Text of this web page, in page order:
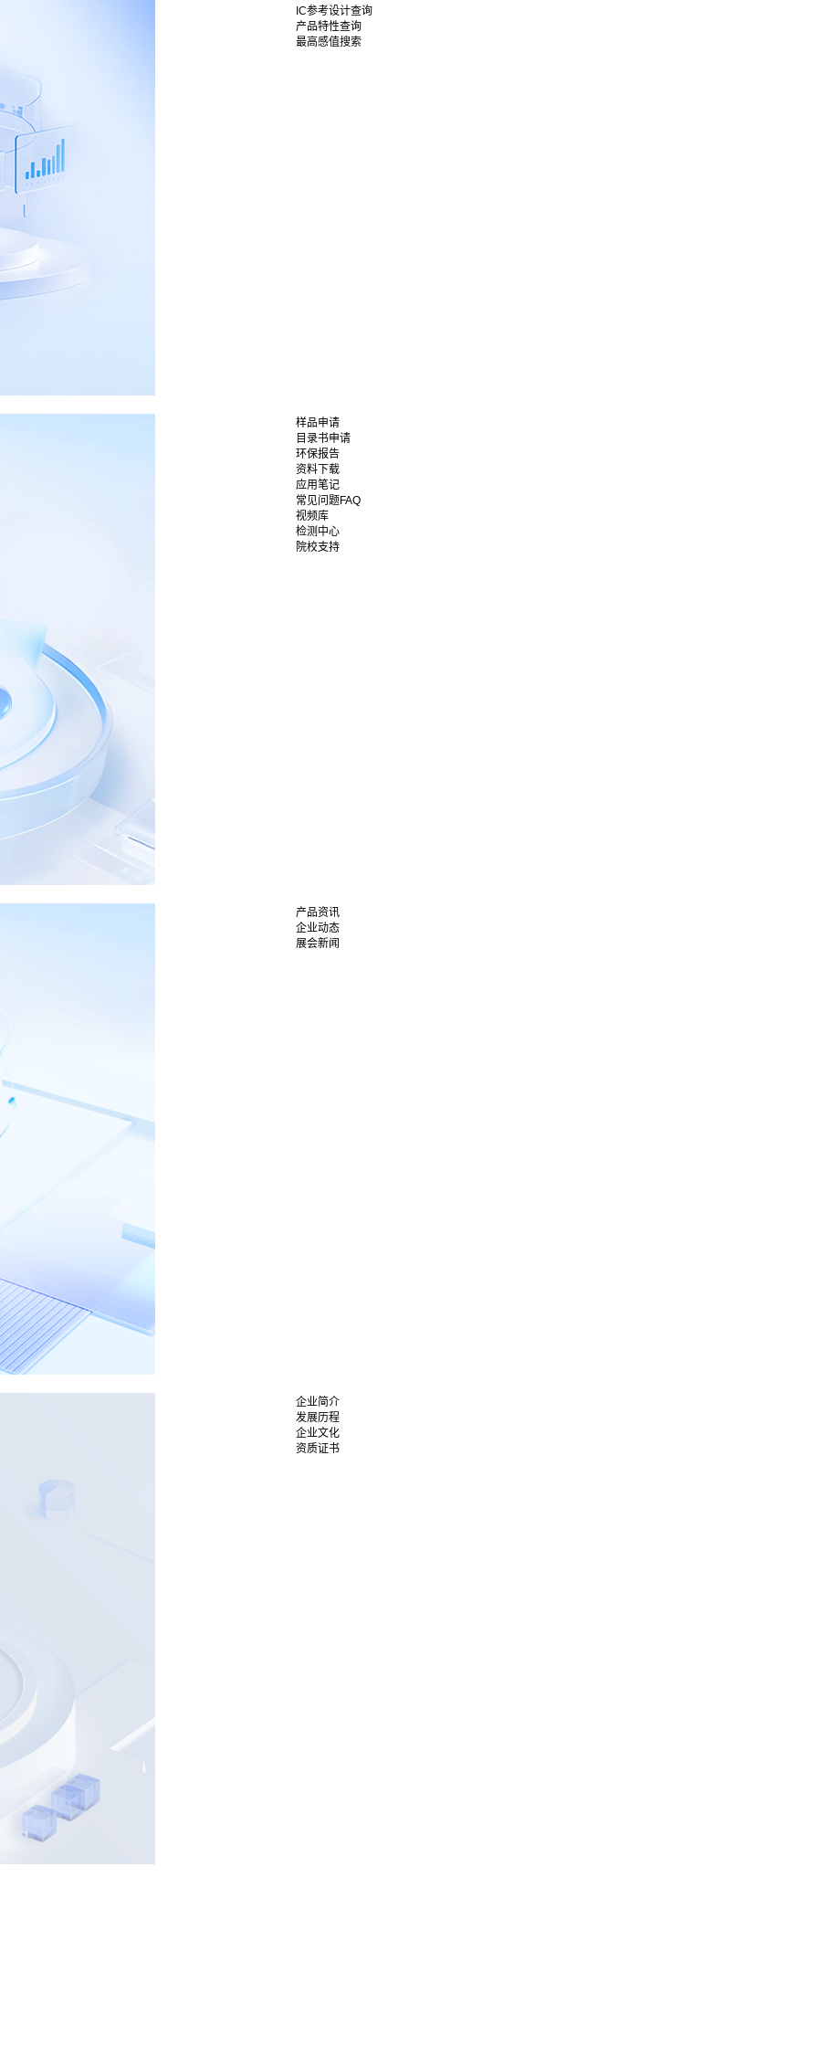
IC参考设计查询
产品特性查询
最高感值搜索
样品申请
目录书申请
环保报告
资料下载
应用笔记
常见问题FAQ
视频库
检测中心
院校支持
产品资讯
企业动态
展会新闻
企业简介
发展历程
企业文化
资质证书